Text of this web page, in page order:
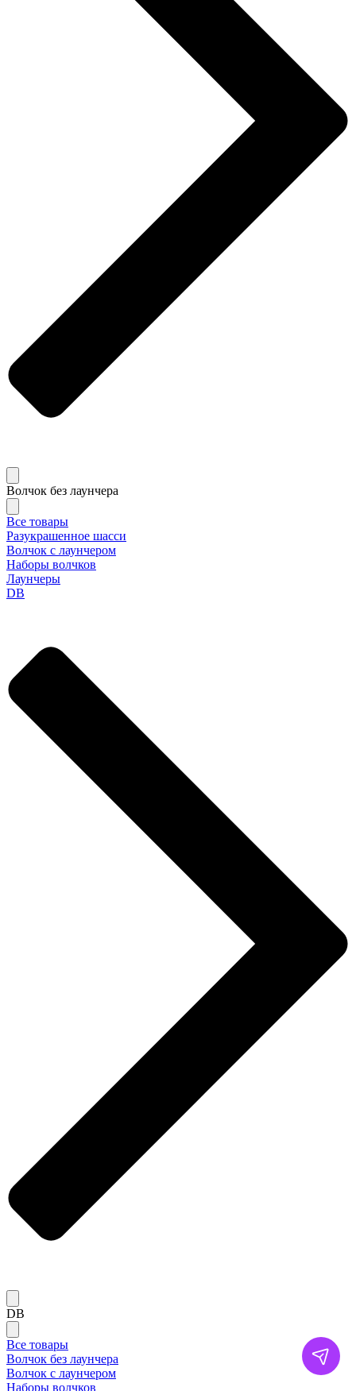
Волчок без лаунчера
Все товары
Разукрашенное шасси
Волчок с лаунчером
Наборы волчков
Лаунчеры
DB
DB
Все товары
Волчок без лаунчера
Волчок с лаунчером
Наборы волчков